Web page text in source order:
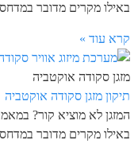
באילו מקרים מדובר במדחס
קרא עוד »
מזגן סקודה אוקטביה
תיקון מזגן סקודה אוקטביה
המזגן לא מוציא קור?
באילו מקרים מדובר במדחס